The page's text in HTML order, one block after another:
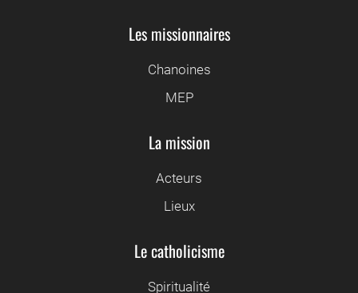
Les missionnaires
Chanoines
MEP
La mission
Acteurs
Lieux
Le catholicisme
Spiritualité